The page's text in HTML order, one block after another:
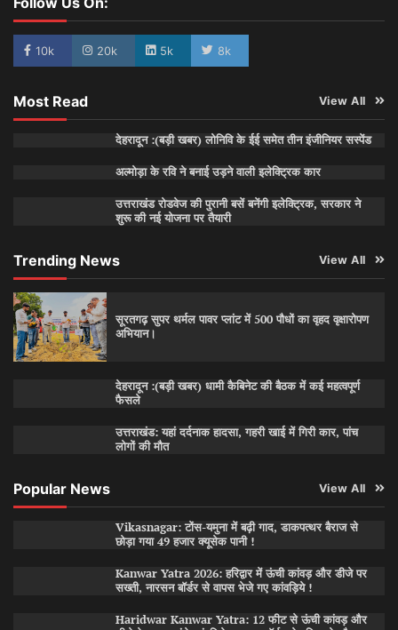
10k 20k 5k 8k
Most Read View All
देहरादून :(बड़ी खबर) लोनिवि के ईई समेत तीन इंजीनियर सस्पेंड
अल्मोड़ा के रवि ने बनाई उड़ने वाली इलेक्ट्रिक कार
उत्तराखंड रोडवेज की पुरानी बसें बनेंगी इलेक्ट्रिक, सरकार ने
शुरू की नई योजना पर तैयारी
Trending News View All
सूरतगढ़ सुपर थर्मल पावर प्लांट में 500 पौधों का वृहद वृक्षारोपण
अभियान।
देहरादून :(बड़ी खबर) धामी कैबिनेट की बैठक में कई महत्वपूर्ण
फैसले
उत्तराखंड: यहां दर्दनाक हादसा, गहरी खाई में गिरी कार, पांच
लोगों की मौत
Popular News View All
Vikasnagar: टोंस-यमुना में बढ़ी गाद, डाकपत्थर बैराज से
छोड़ा गया 49 हजार क्यूसेक पानी !
Kanwar Yatra 2026: हरिद्वार में ऊंची कांवड़ और डीजे पर
सख्ती, नारसन बॉर्डर से वापस भेजे गए कांवड़िये !
Haridwar Kanwar Yatra: 12 फीट से ऊंची कांवड़ और